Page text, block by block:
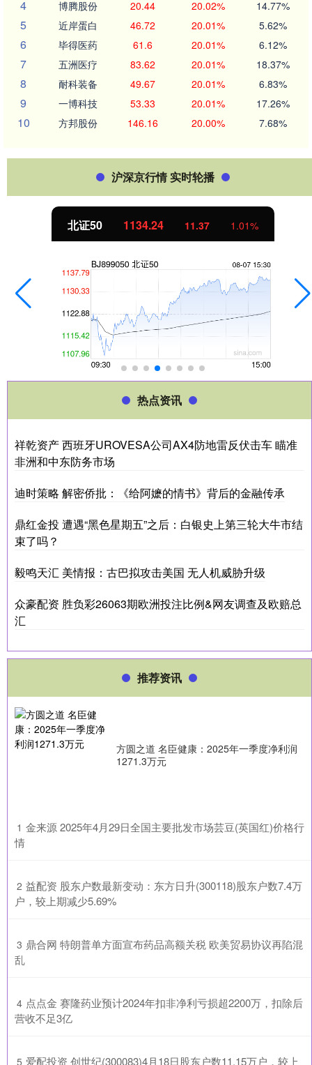
4 博腾股份 20.44 20.02% 14.77%
5 近岸蛋白 46.72 20.01% 5.62%
6 毕得医药 61.6 20.01% 6.12%
7 五洲医疗 83.62 20.01% 18.37%
8 耐科装备 49.67 20.01% 6.83%
9 一博科技 53.33 20.01% 17.26%
10 方邦股份 146.16 20.00% 7.68%
沪深京行情 实时轮播
北证50 1134.24 11.37 1.01%
热点资讯
祥乾资产 西班牙UROVESA公司AX4防地雷反伏击车 瞄准
非洲和中东防务市场
迪时策略 解密侨批：《给阿嬷的情书》背后的金融传承
鼎红金投 遭遇“黑色星期五”之后：白银史上第三轮大牛市结
束了吗？
毅鸣天汇 美情报：古巴拟攻击美国 无人机威胁升级
众豪配资 胜负彩26063期欧洲投注比例&网友调查及欧赔总
汇
推荐资讯
方圆之道 名臣健康：2025年一季度净利润
1271.3万元
1 ​金来源 2025年4月29日全国主要批发市场芸豆(英国红)价格行
情
2 ​益配资 股东户数最新变动：东方日升(300118)股东户数7.4万
户，较上期减少5.69%
3 ​鼎合网 特朗普单方面宣布药品高额关税 欧美贸易协议再陷混
乱
4 ​点点金 赛隆药业预计2024年扣非净利亏损超2200万，扣除后
营收不足3亿
5 ​爱配投资 创世纪(300083)4月18日股东户数11.15万户，较上